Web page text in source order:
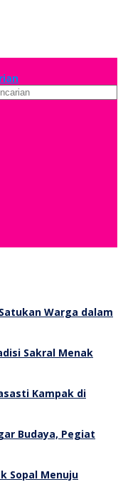
Warga dalam
Sakral Menak
Kampak di
Budaya, Pegiat
Sopal Menuju